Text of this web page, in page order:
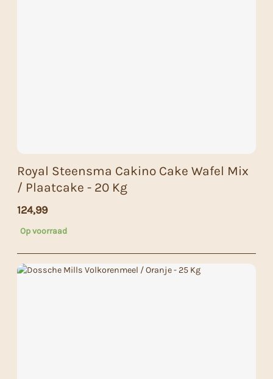
Royal Steensma Cakino Cake Wafel Mix
/ Plaatcake - 20 Kg
124,99
Op voorraad